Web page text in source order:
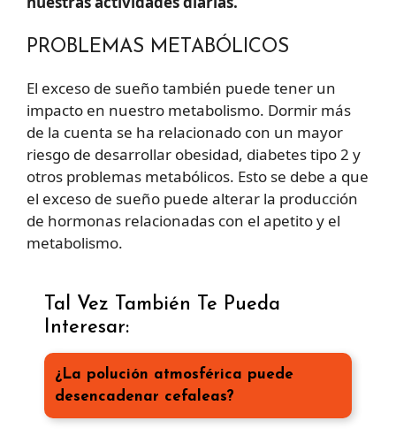
PROBLEMAS METABÓLICOS
El exceso de sueño también puede tener un
impacto en nuestro metabolismo. Dormir más
de la cuenta se ha relacionado con un mayor
riesgo de desarrollar obesidad, diabetes tipo 2 y
otros problemas metabólicos. Esto se debe a que
el exceso de sueño puede alterar la producción
de hormonas relacionadas con el apetito y el
metabolismo.
Tal Vez También Te Pueda
Interesar:
¿La polución atmosférica puede
desencadenar cefaleas?